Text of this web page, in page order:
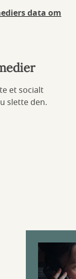
data om
et socialt
slette den.